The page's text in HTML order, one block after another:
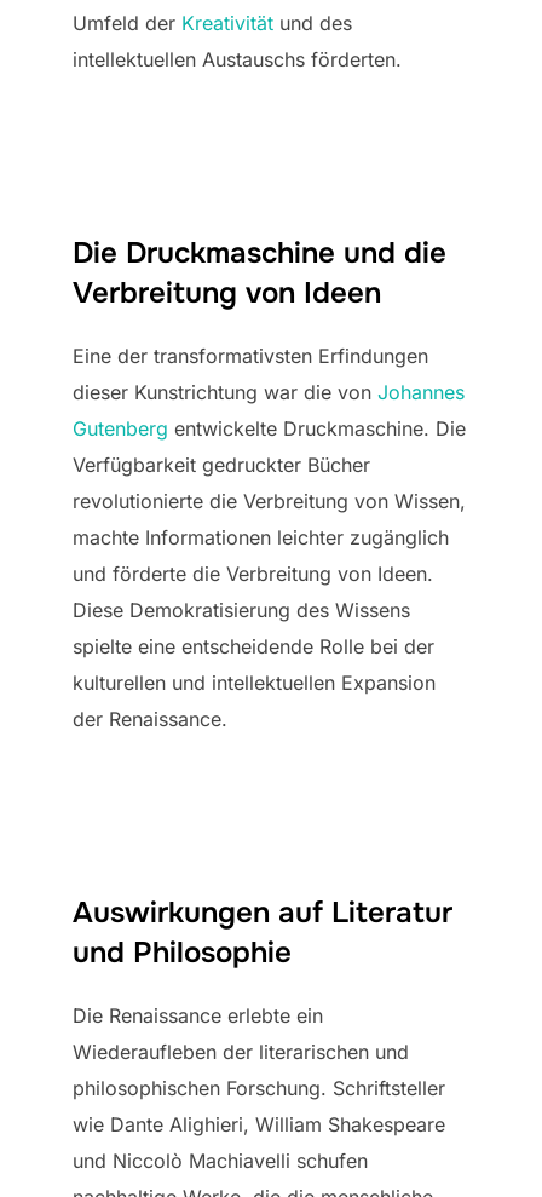
Umfeld der Kreativität und des
intellektuellen Austauschs förderten.
Die Druckmaschine und die
Verbreitung von Ideen
Eine der transformativsten Erfindungen
dieser Kunstrichtung war die von Johannes
Gutenberg entwickelte Druckmaschine. Die
Verfügbarkeit gedruckter Bücher
revolutionierte die Verbreitung von Wissen,
machte Informationen leichter zugänglich
und förderte die Verbreitung von Ideen.
Diese Demokratisierung des Wissens
spielte eine entscheidende Rolle bei der
kulturellen und intellektuellen Expansion
der Renaissance.
Auswirkungen auf Literatur
und Philosophie
Die Renaissance erlebte ein
Wiederaufleben der literarischen und
philosophischen Forschung. Schriftsteller
wie Dante Alighieri, William Shakespeare
und Niccolò Machiavelli schufen